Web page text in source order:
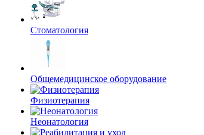
Стоматология
Общемедицинское оборудование
Физиотерапия
Неонатология